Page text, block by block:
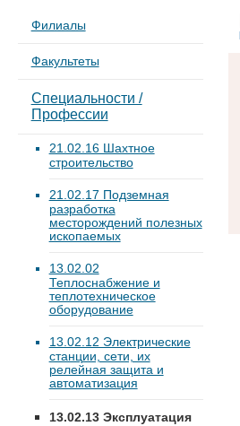
Филиалы
Факультеты
Специальности /
Профессии
21.02.16 Шахтное
строительство
21.02.17 Подземная
разработка
месторождений полезных
ископаемых
13.02.02
Теплоснабжение и
теплотехническое
оборудование
13.02.12 Электрические
станции, сети, их
релейная защита и
автоматизация
13.02.13 Эксплуатация